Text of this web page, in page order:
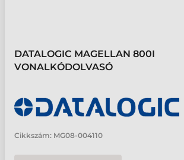
DATALOGIC MAGELLAN 800I
VONALKÓDOLVASÓ
Cikkszám: MG08-004110